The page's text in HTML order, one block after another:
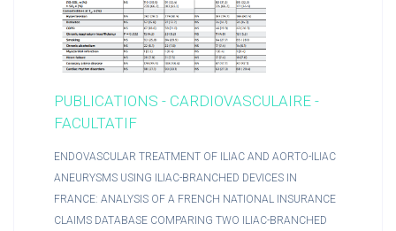
PUBLICATIONS - CARDIOVASCULAIRE -
FACULTATIF
ENDOVASCULAR TREATMENT OF ILIAC AND AORTO-ILIAC
ANEURYSMS USING ILIAC-BRANCHED DEVICES IN
FRANCE: ANALYSIS OF A FRENCH NATIONAL INSURANCE
CLAIMS DATABASE COMPARING TWO ILIAC-BRANCHED